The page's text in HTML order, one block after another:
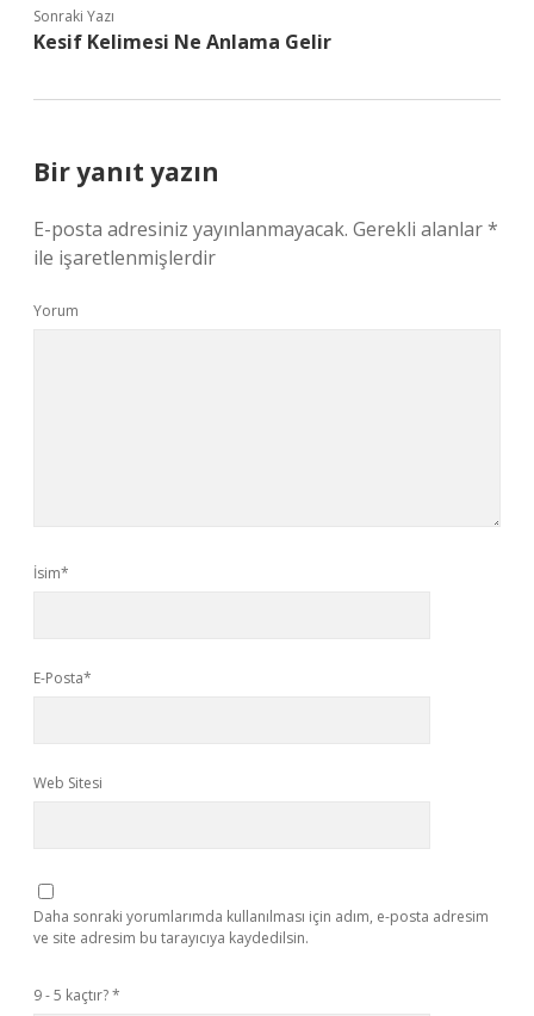
Sonraki Yazı
Kesif Kelimesi Ne Anlama Gelir
Bir yanıt yazın
E-posta adresiniz yayınlanmayacak. Gerekli alanlar*
ile işaretlenmişlerdir
Yorum
İsim*
E-Posta*
Web Sitesi
Daha sonraki yorumlarımda kullanılması için adım, e-posta adresim
ve site adresim bu tarayıcıya kaydedilsin.
9 - 5 kaçtır?*